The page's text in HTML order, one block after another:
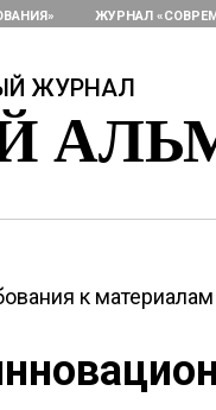
ЖУРНАЛ
ЖУРНАЛ
к материалам